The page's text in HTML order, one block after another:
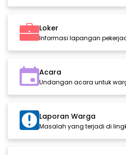
Loker
Informasi lapangan
Acara
Undangan acara untuk
Laporan Warga
Masalah yang terjadi di